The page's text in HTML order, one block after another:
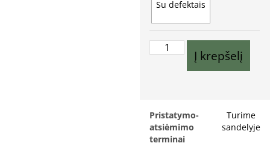
Su defektais
Į krepšelį
Pristatymo-
atsiėmimo
terminai
Turime
sandelyje